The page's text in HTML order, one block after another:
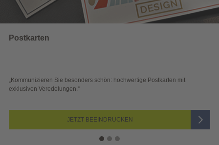
schön: hochwertige Postkarten mit
„Sichtbar und wirkungsvoll –